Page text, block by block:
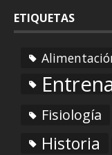
ETIQUETAS
Fisiología
Historia